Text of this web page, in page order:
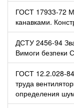
ГОСТ 17933-72
канавками.
ДСТУ 2456-94
Вимоги безпеки
ГОСТ 12.2.028-
труда
определения